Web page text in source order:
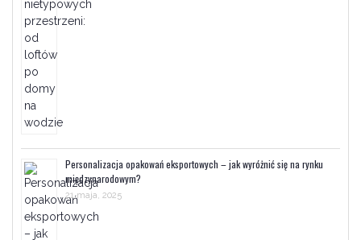
Personalizacja opakowań eksportowych – jak wyróżnić się na rynku
międzynarodowym?
21 maja, 2025